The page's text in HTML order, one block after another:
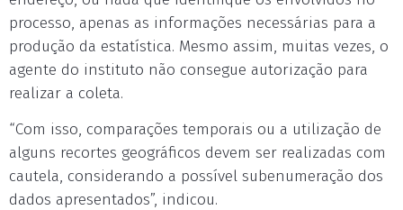
processo, apenas as informações necessárias para a
produção da estatística. Mesmo assim, muitas vezes, o
agente do instituto não consegue autorização para
realizar a coleta.
“Com isso, comparações temporais ou a utilização de
alguns recortes geográficos devem ser realizadas com
cautela, considerando a possível subenumeração dos
dados apresentados”, indicou.